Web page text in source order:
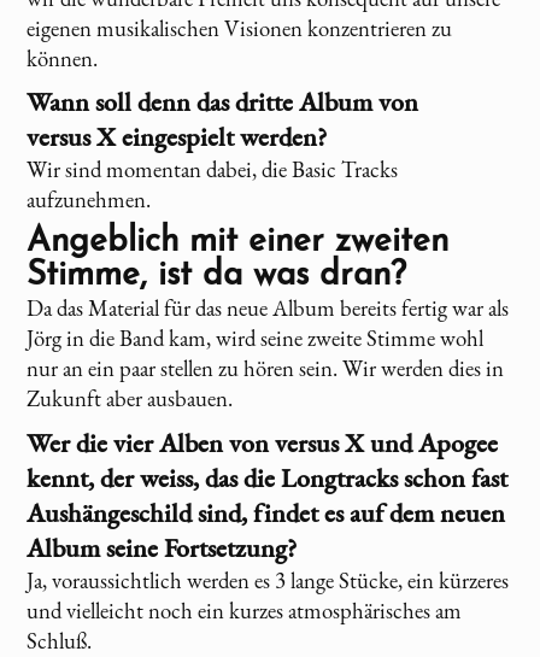
eigenen musikalischen Visionen konzentrieren zu
können.
Wann soll denn das dritte Album von
versus Xeingespielt werden?
Wir sind momentan dabei, die Basic Tracks
aufzunehmen.
Angeblich mit einer zweiten
Stimme, ist da was dran?
Da das Material für das neue Album bereits fertig war als
Jörg in die Band kam, wird seine zweite Stimme wohl
nur an ein paar stellen zu hören sein. Wir werden dies in
Zukunft aber ausbauen.
Wer die vier Alben vonversus Xund Apogee
kennt, der weiss, das die Longtracks schon fast
Aushängeschild sind, findet es auf dem neuen
Album seine Fortsetzung?
Ja, voraussichtlich werden es 3 lange Stücke, ein kürzeres
und vielleicht noch ein kurzes atmosphärisches am
Schluß.